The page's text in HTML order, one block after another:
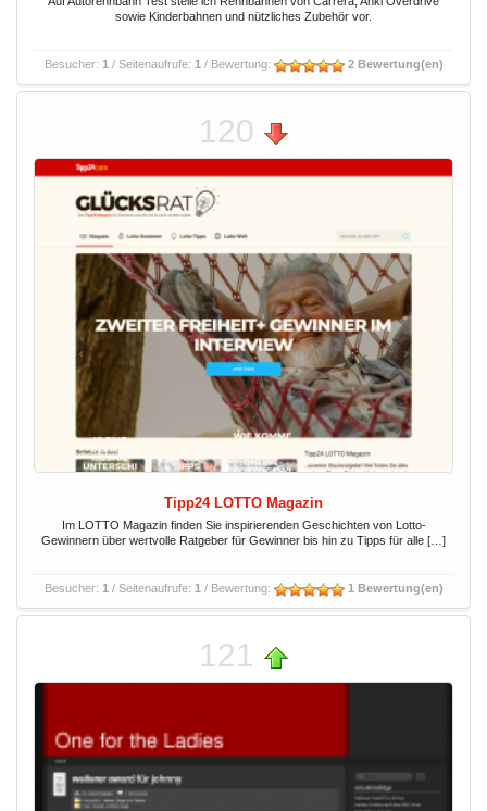
sowie Kinderbahnen und nützliches Zubehör vor.
Besucher: 1 / Seitenaufrufe: 1 / Bewertung: 2 Bewertung(en)
120
Tipp24 LOTTO Magazin
Im LOTTO Magazin finden Sie inspirierenden Geschichten von Lotto-
Gewinnern über wertvolle Ratgeber für Gewinner bis hin zu Tipps für alle […]
Besucher: 1 / Seitenaufrufe: 1 / Bewertung: 1 Bewertung(en)
121